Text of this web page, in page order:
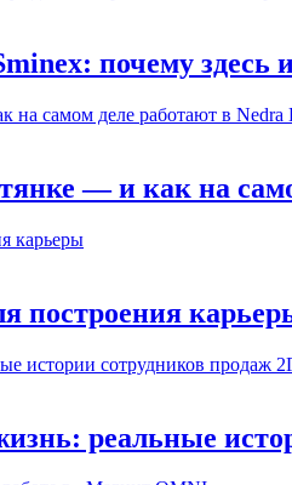
почему здесь
— и как на
построения
реальные